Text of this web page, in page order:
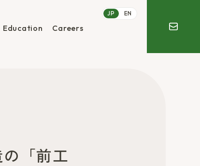
Education Careers
JP EN
「前工